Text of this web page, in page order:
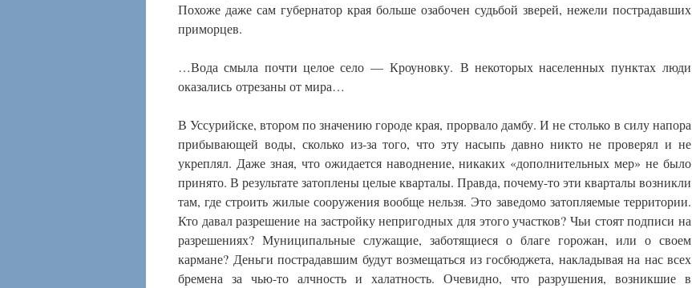
Похоже даже сам губернатор края больше озабочен судьбой зверей, нежели пострадавших
приморцев.
…Вода смыла почти целое село — Кроуновку. В некоторых населенных пунктах люди
оказались отрезаны от мира…
В Уссурийске, втором по значению городе края, прорвало дамбу. И не столько в силу напора
прибывающей воды, сколько из-за того, что эту насыпь давно никто не проверял и не
укреплял. Даже зная, что ожидается наводнение, никаких «дополнительных мер» не было
принято. В результате затоплены целые кварталы. Правда, почему-то эти кварталы возникли
там, где строить жилые сооружения вообще нельзя. Это заведомо затопляемые территории.
Кто давал разрешение на застройку непригодных для этого участков? Чьи стоят подписи на
разрешениях? Муниципальные служащие, заботящиеся о благе горожан, или о своем
кармане? Деньги пострадавшим будут возмещаться из госбюджета, накладывая на нас всех
бремена за чью-то алчность и халатность. Очевидно, что разрушения, возникшие в